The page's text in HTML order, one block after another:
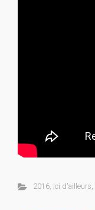
2016, Ici d'ailleurs,